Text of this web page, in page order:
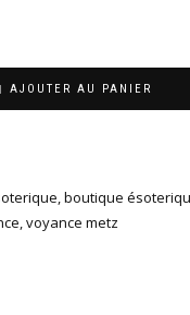
AJOUTER AU PANIER
,boutique
,voyance metz